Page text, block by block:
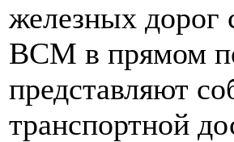
железных дорог
ВСМ в прямом
представляют
транспортной